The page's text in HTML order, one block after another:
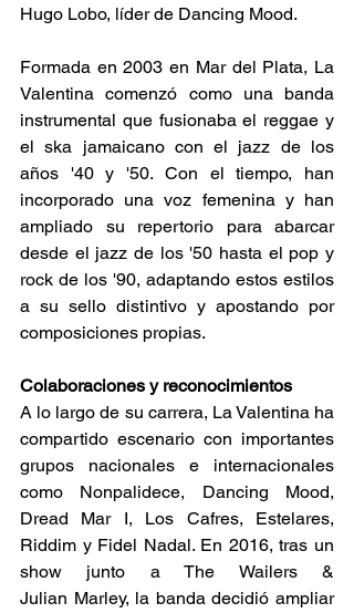
Hugo Lobo, líder de Dancing Mood. ​
Formada en 2003 en Mar del Plata, La
Valentina comenzó como una banda
instrumental que fusionaba el reggae y
el ska jamaicano con el jazz de los
años '40 y '50. Con el tiempo, han
incorporado una voz femenina y han
ampliado su repertorio para abarcar
desde el jazz de los '50 hasta el pop y
rock de los '90, adaptando estos estilos
a su sello distintivo y apostando por
composiciones propias. ​
Colaboraciones y reconocimientos
A lo largo de su carrera, La Valentina ha
compartido escenario con importantes
grupos nacionales e internacionales
como Nonpalidece, Dancing Mood,
Dread Mar I, Los Cafres, Estelares,
Riddim y Fidel Nadal. En 2016, tras un
show junto a The Wailers &
Julian Marley, la banda decidió ampliar